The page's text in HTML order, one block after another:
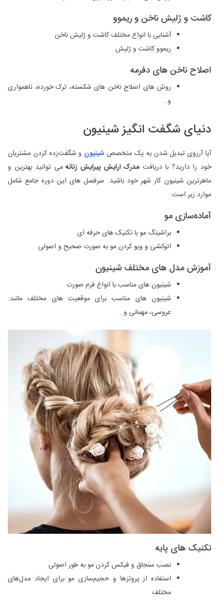
کاشت و ژلیش ناخن و ریموو
آشنایی با انواع مختلف کاشت و ژلیش ناخن
ریموو کاشت و ژلیش
اصلاح ناخن‌ های دفرمه
روش ‌های اصلاح ناخن‌ های شکسته، ترک ‌خورده، ناهمواری
و…
دنیای شگفت ‌انگیز شینیون
آیا آرزوی تبدیل شدن به یک متخصص شینیون و شگفت‌زده کردن مشتریان
خود را دارید؟ با دریافت مدرک ارایش پیرایش زنانهمی توانید بهترین و
ماهرترین شینیون کار شهر خود باشید. سرفصل ‌های این دوره جامع شامل
موارد زیر است:
آماده‌سازی مو
براشینگ مو با تکنیک‌ های حرفه ‌ای
اتوکشی و ویو کردن مو به صورت صحیح و اصولی
آموزش مدل ‌های مختلف شینیون
شینیون ‌های مناسب با انواع فرم صورت
شینیون ‌های مناسب برای موقعیت‌ های مختلف مانند:
عروسی، مهمانی و…
تکنیک‌ های پایه
نصب سنجاق و فیکس کردن مو به طور اصولی
استفاده از پروتزها و حجیم‌سازی مو برای ایجاد مدل‌های
مختلف